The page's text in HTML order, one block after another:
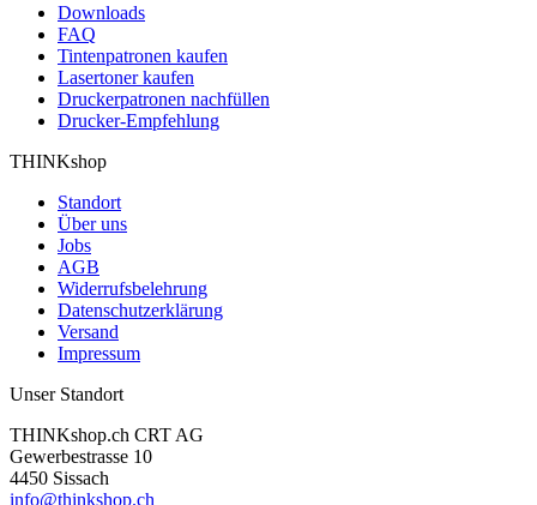
Downloads
FAQ
Tintenpatronen kaufen
Lasertoner kaufen
Druckerpatronen nachfüllen
Drucker-Empfehlung
THINKshop
Standort
Über uns
Jobs
AGB
Widerrufsbelehrung
Datenschutzerklärung
Versand
Impressum
Unser Standort
THINKshop.ch CRT AG
Gewerbestrasse 10
4450 Sissach
info@thinkshop.ch